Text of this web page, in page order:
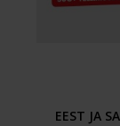
EEST JA